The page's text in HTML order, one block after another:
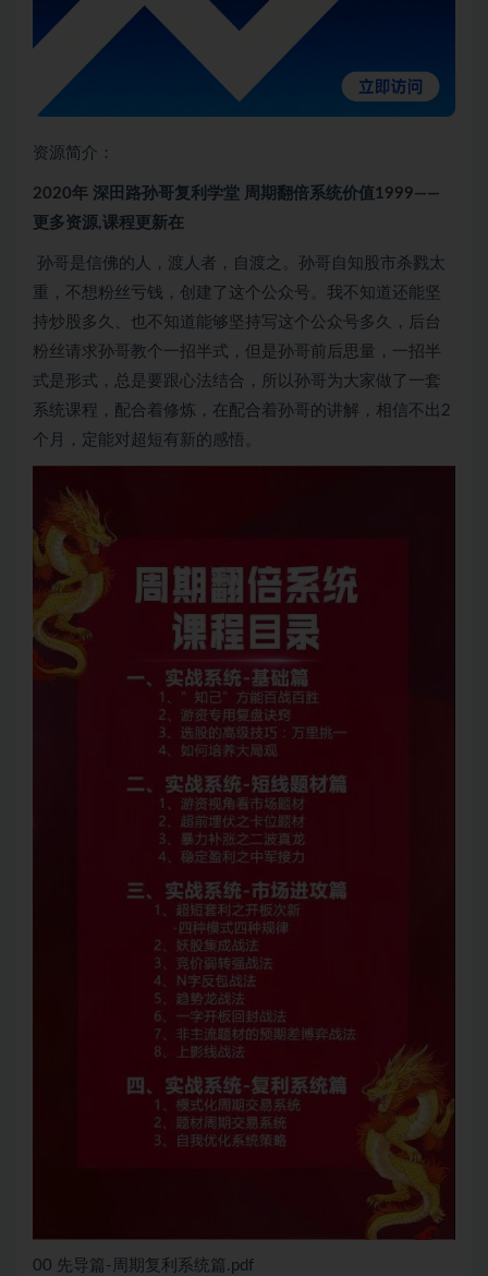
资源简介：
2020年 深田路孙哥复利学堂 周期翻倍系统价值1999——
更多资源,课程更新在
孙哥是信佛的人，渡人者，自渡之。孙哥自知股市杀戮太
重，不想粉丝亏钱，创建了这个公众号。我不知道还能坚
持炒股多久、也不知道能够坚持写这个公众号多久，后台
粉丝请求孙哥教个一招半式，但是孙哥前后思量，一招半
式是形式，总是要跟心法结合，所以孙哥为大家做了一套
系统课程，配合着修炼，在配合着孙哥的讲解，相信不出2
个月，定能对超短有新的感悟。
00 先导篇-周期复利系统篇.pdf